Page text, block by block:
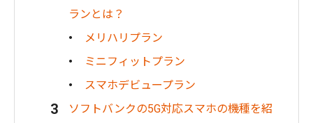
ランとは？
メリハリプラン
ミニフィットプラン
スマホデビュープラン
ソフトバンクの5G対応スマホの機種を紹